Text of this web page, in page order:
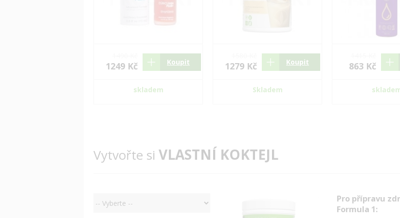
1249 Kč Koupit
skladem
1279 Kč Koupit
Skladem
863 Kč
Vytvořte si VLASTNÍ KOKTEJL
Pro přípravu
Formula 1: